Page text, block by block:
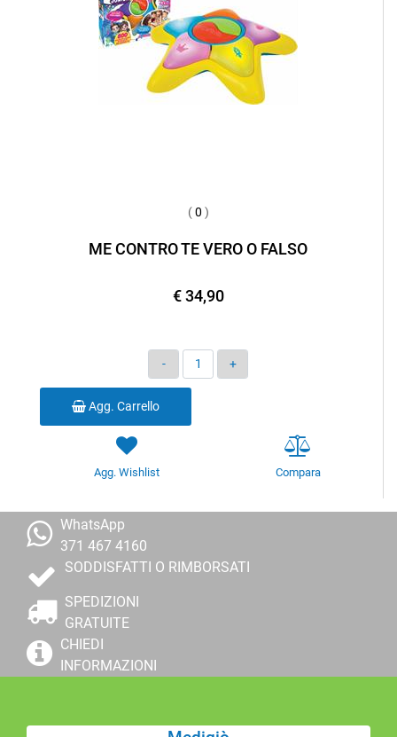
(0 )
ME CONTRO TE VERO O FALSO
€ 34,90
Quantità
Agg. Carrello
Agg. Wishlist Compara
WhatsApp
371 467 4160
SODDISFATTI O RIMBORSATI
SPEDIZIONI
GRATUITE
CHIEDI
INFORMAZIONI